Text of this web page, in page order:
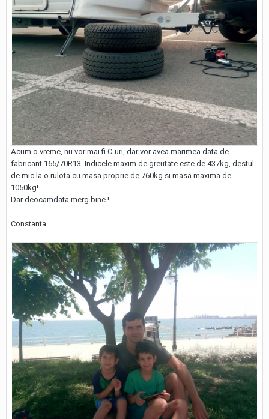
Acum o vreme, nu vor mai fi C-uri, dar vor avea marimea data de
fabricant 165/70R13. Indicele maxim de greutate este de 437kg, destul
de mic la o rulota cu masa proprie de 760kg si masa maxima de
1050kg!
Dar deocamdata merg bine !
Constanta